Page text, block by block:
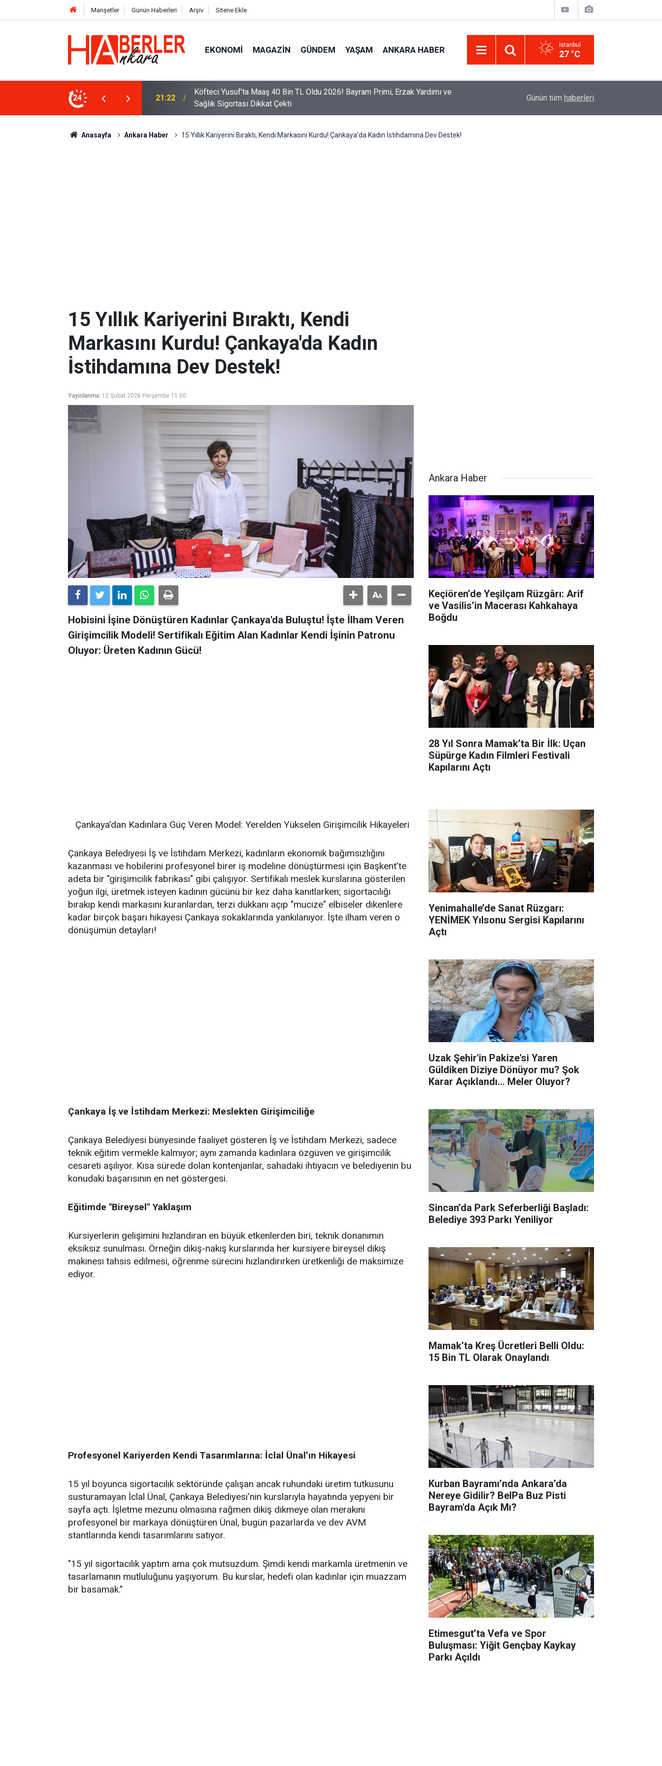
Manşetler Günün Haberleri Arşiv Sitene Ekle
EKONOMI MAGAZIN GÜNDEM YAŞAM ANKARA HABER İstanbul
27 °C
24
2026! Bayram Primi, Erzak Yardımı ve
12:33 Sürücüler Dikkat! Yeni Dönemde 3 İhlal Ehliyet İptaline Neden Olacak
Uzadı, Ödeme Kuralları Değişti
Günün tüm haberleri
Anasayfa Ankara Haber 15 Yıllık Kariyerini Bıraktı, Kendi Markasını Kurdu! Çankaya'da Kadın İstihdamına Dev Destek!
15 Yıllık Kariyerini Bıraktı, Kendi
Markasını Kurdu! Çankaya'da Kadın
İstihdamına Dev Destek!
Yayınlanma: 12 Şubat 2026 Perşembe 11:00
Hobisini İşine Dönüştüren Kadınlar Çankaya'da Buluştu! İşte İlham Veren
Girişimcilik Modeli! Sertifikalı Eğitim Alan Kadınlar Kendi İşinin Patronu
Oluyor: Üreten Kadının Gücü!
Çankaya’dan Kadınlara Güç Veren Model: Yerelden Yükselen Girişimcilik Hikayeleri
Çankaya Belediyesi İş ve İstihdam Merkezi, kadınların ekonomik bağımsızlığını
kazanması ve hobilerini profesyonel birer iş modeline dönüştürmesi için Başkent’te
adeta bir "girişimcilik fabrikası" gibi çalışıyor. Sertifikalı meslek kurslarına gösterilen
yoğun ilgi, üretmek isteyen kadının gücünü bir kez daha kanıtlarken; sigortacılığı
bırakıp kendi markasını kuranlardan, terzi dükkanı açıp "mucize" elbiseler dikenlere
kadar birçok başarı hikayesi Çankaya sokaklarında yankılanıyor. İşte ilham veren o
dönüşümün detayları!
Çankaya İş ve İstihdam Merkezi: Meslekten Girişimciliğe
Çankaya Belediyesi bünyesinde faaliyet gösteren İş ve İstihdam Merkezi, sadece
teknik eğitim vermekle kalmıyor; aynı zamanda kadınlara özgüven ve girişimcilik
cesareti aşılıyor. Kısa sürede dolan kontenjanlar, sahadaki ihtiyacın ve belediyenin bu
konudaki başarısının en net göstergesi.
Eğitimde "Bireysel" Yaklaşım
Kursiyerlerin gelişimini hızlandıran en büyük etkenlerden biri, teknik donanımın
eksiksiz sunulması. Örneğin dikiş-nakış kurslarında her kursiyere bireysel dikiş
makinesi tahsis edilmesi, öğrenme sürecini hızlandırırken üretkenliği de maksimize
ediyor.
Profesyonel Kariyerden Kendi Tasarımlarına: İclal Ünal’ın Hikayesi
15 yıl boyunca sigortacılık sektöründe çalışan ancak ruhundaki üretim tutkusunu
susturamayan İclal Ünal, Çankaya Belediyesi'nin kurslarıyla hayatında yepyeni bir
sayfa açtı. İşletme mezunu olmasına rağmen dikiş dikmeye olan merakını
profesyonel bir markaya dönüştüren Ünal, bugün pazarlarda ve dev AVM
stantlarında kendi tasarımlarını satıyor.
"15 yıl sigortacılık yaptım ama çok mutsuzdum. Şimdi kendi markamla üretmenin ve
tasarlamanın mutluluğunu yaşıyorum. Bu kurslar, hedefi olan kadınlar için muazzam
bir basamak."
Ankara Haber
Keçiören’de Yeşilçam Rüzgârı: Arif
ve Vasilis’in Macerası Kahkahaya
Boğdu
28 Yıl Sonra Mamak’ta Bir İlk: Uçan
Süpürge Kadın Filmleri Festivali
Kapılarını Açtı
Yenimahalle’de Sanat Rüzgarı:
YENİMEK Yılsonu Sergisi Kapılarını
Açtı
Uzak Şehir'in Pakize'si Yaren
Güldiken Diziye Dönüyor mu? Şok
Karar Açıklandı... Meler Oluyor?
Sincan’da Park Seferberliği Başladı:
Belediye 393 Parkı Yeniliyor
Mamak’ta Kreş Ücretleri Belli Oldu:
15 Bin TL Olarak Onaylandı
Kurban Bayramı’nda Ankara’da
Nereye Gidilir? BelPa Buz Pisti
Bayram'da Açık Mı?
Etimesgut’ta Vefa ve Spor
Buluşması: Yiğit Gençbay Kaykay
Parkı Açıldı